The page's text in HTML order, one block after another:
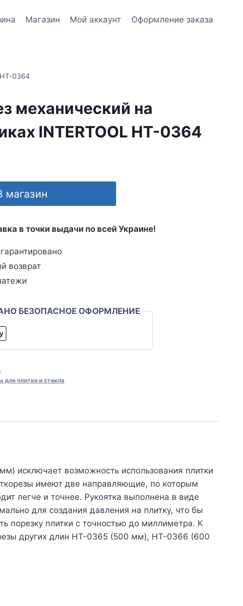
Магазин Мой аккаунт Оформление заказа
0364
механический на
INTERTOOL HT-0364
магазин
в точки выдачи по всей Украине!
возврат
БЕЗОПАСНОЕ ОФОРМЛЕНИЕ
для плитки и стекла
исключает возможность использования плитки
имеют две направляющие, по которым
легче и точнее. Рукоятка выполнена в виде
для создания давления на плитку, что бы
порезку плитки с точностью до миллиметра. К
других длин HT-0365 (500 мм), HT-0366 (600